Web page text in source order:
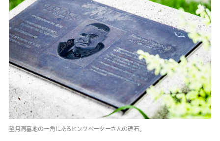
望月洞墓地の一角にあるヒンツペーターさんの碑石。